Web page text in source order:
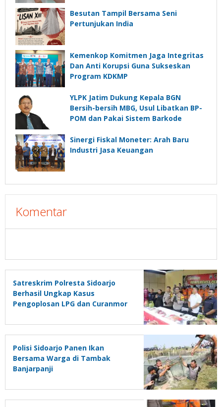
Besutan Tampil Bersama Seni
Pertunjukan India
Kemenkop Komitmen Jaga Integritas
Dan Anti Korupsi Guna Sukseskan
Program KDKMP
YLPK Jatim Dukung Kepala BGN
Bersih-bersih MBG, Usul Libatkan BP-
POM dan Pakai Sistem Barkode
Sinergi Fiskal Moneter: Arah Baru
Industri Jasa Keuangan
Komentar
Satreskrim Polresta Sidoarjo
Berhasil Ungkap Kasus
Pengoplosan LPG dan Curanmor
Polisi Sidoarjo Panen Ikan
Bersama Warga di Tambak
Banjarpanji